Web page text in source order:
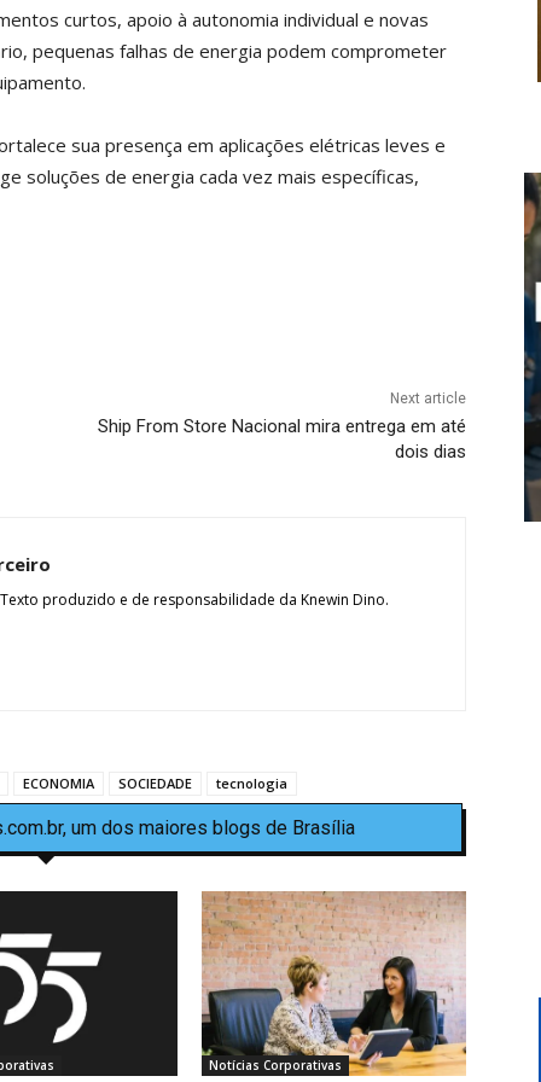
curtos, apoio à autonomia individual e novas
pequenas falhas de energia podem comprometer
sua presença em aplicações elétricas leves e
soluções de energia cada vez mais específicas,
Next article
Ship From Store Nacional mira entrega em até
dois dias
produzido e de responsabilidade da Knewin Dino.
ECONOMIA SOCIEDADE tecnologia
um dos maiores blogs de Brasília
Notícias Corporativas